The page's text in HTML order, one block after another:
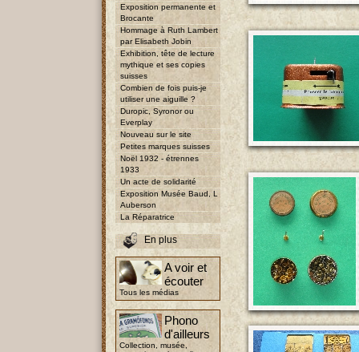
Exposition permanente et
Brocante
Hommage à Ruth Lambert
par Elisabeth Jobin
Exhibition, tête de lecture
mythique et ses copies
suisses
Combien de fois puis-je
utiliser une aiguille ?
Duropic, Syronor ou
Everplay
Nouveau sur le site
Petites marques suisses
Noël 1932 - étrennes
1933
Un acte de solidarité
Exposition Musée Baud, L
Auberson
La Réparatrice
En plus
A voir et
écouter
Tous les médias
Phono
d'ailleurs
Collection, musée,